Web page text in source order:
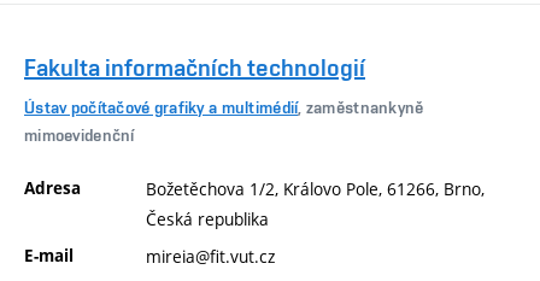
Fakulta informačních technologií
Ústav počítačové grafiky a multimédií, zaměstnankyně
mimoevidenční
Adresa
Božetěchova 1/2, Královo Pole, 61266, Brno,
Česká republika
E-mail mireia@fit.vut.cz